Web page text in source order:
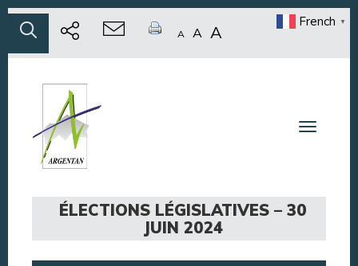
A A A
French ▼
Toggle
ÉLECTIONS LÉGISLATIVES – 30
JUIN 2024